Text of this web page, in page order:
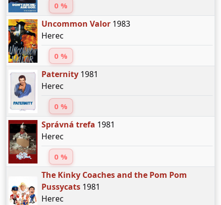
0 %
Uncommon Valor1983
Herec
0 %
Paternity1981
Herec
0 %
Správná trefa 1981
Herec
0 %
The Kinky Coaches and the Pom Pom
Pussycats1981
Herec